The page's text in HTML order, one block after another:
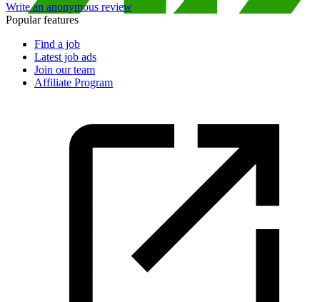
Write an anonymous review
Popular features
Find a job
Latest job ads
Join our team
Affiliate Program